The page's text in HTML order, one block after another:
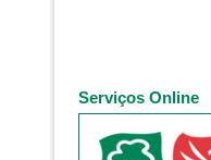
Serviços Online